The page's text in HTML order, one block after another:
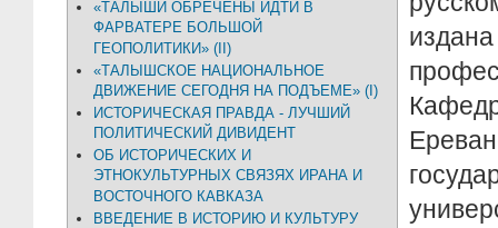
«ТАЛЫШИ ОБРЕЧЕНЫ ИДТИ В
ФАРВАТЕРЕ БОЛЬШОЙ
ГЕОПОЛИТИКИ» (II)
«ТАЛЫШСКОЕ НАЦИОНАЛЬНОЕ
ДВИЖЕНИЕ СЕГОДНЯ НА ПОДЪЕМЕ» (I)
ИСТОРИЧЕСКАЯ ПРАВДА - ЛУЧШИЙ
ПОЛИТИЧЕСКИЙ ДИВИДЕНТ
ОБ ИСТОРИЧЕСКИХ И
ЭТНОКУЛЬТУРНЫХ СВЯЗЯХ ИРАНА И
ВОСТОЧНОГО КАВКАЗА
ВВЕДЕНИЕ В ИСТОРИЮ И КУЛЬТУРУ